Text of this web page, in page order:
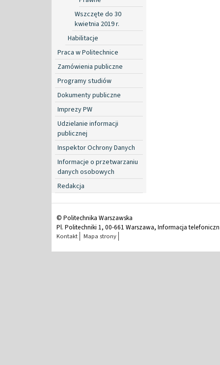
Wszczęte do 30
kwietnia 2019 r.
Habilitacje
Praca w Politechnice
Zamówienia publiczne
Programy studiów
Dokumenty publiczne
Imprezy PW
Udzielanie informacji
publicznej
Inspektor Ochrony Danych
Informacje o przetwarzaniu
danych osobowych
Redakcja
© Politechnika Warszawska
Pl. Politechniki 1, 00-661 Warszawa, Informacja
Kontakt Mapa strony